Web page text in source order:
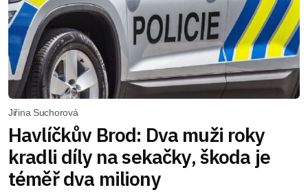
Jiřina Suchorová
Havlíčkův Brod: Dva muži roky
kradli díly na sekačky, škoda je
téměř dva miliony